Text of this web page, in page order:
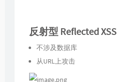
反射型 Reflected XSS
不涉及数据库
从URL上攻击